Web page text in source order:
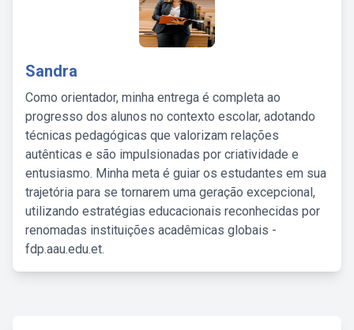
Sandra
Como orientador, minha entrega é completa ao
progresso dos alunos no contexto escolar, adotando
técnicas pedagógicas que valorizam relações
autênticas e são impulsionadas por criatividade e
entusiasmo. Minha meta é guiar os estudantes em sua
trajetória para se tornarem uma geração excepcional,
utilizando estratégias educacionais reconhecidas por
renomadas instituições acadêmicas globais -
fdp.aau.edu.et.